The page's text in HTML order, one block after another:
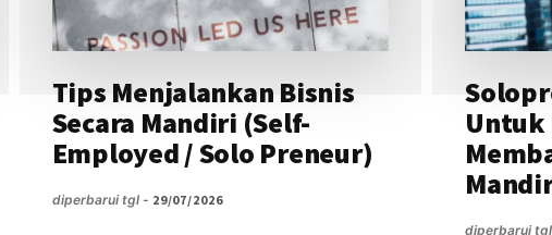
Tips Menjalankan Bisnis
Secara Mandiri (Self-
Employed / Solo Preneur)
diperbarui tgl - 29/07/2026
Untuk
diperbarui